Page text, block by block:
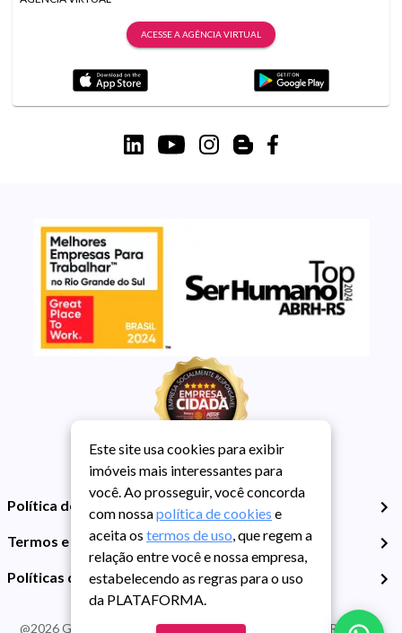
ACESSE A AGÊNCIA VIRTUAL
Política de Privacidade
Termos e Condições de Uso
Políticas de Cookies
@2026Guarida Imóvel. Todos os direitos reservados. CRECI RS -
Este site usa cookies para exibir
imóveis mais interessantes para
você. Ao prosseguir, você concorda
com nossapolítica de cookies e
aceita os termos de uso, que regem a
relação entre você e nossa empresa,
estabelecendo as regras para o uso
da PLATAFORMA.